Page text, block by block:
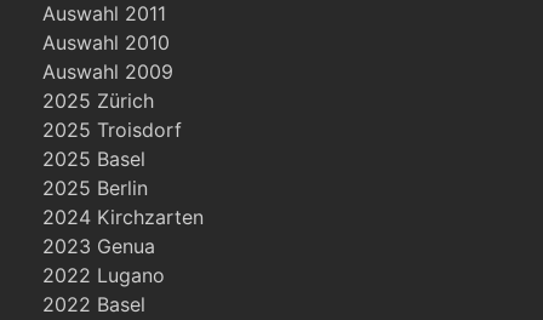
Auswahl 2011
Auswahl 2010
Auswahl 2009
2025 Zürich
2025 Troisdorf
2025 Basel
2025 Berlin
2024 Kirchzarten
2023 Genua
2022 Lugano
2022 Basel